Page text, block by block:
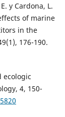
y Cardona, L.
of marine
in the
176-190.
ecologic
4, 150-